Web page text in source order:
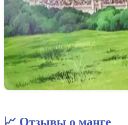
📈 Отзывы о манге